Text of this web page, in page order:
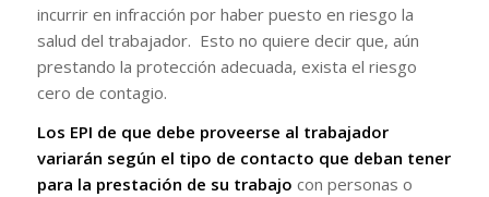
incurrir en infracción por haber puesto en riesgo la
salud del trabajador. Esto no quiere decir que, aún
prestando la protección adecuada, exista el riesgo
cero de contagio.
Los EPI de que debe proveerse al trabajador
variarán según el tipo de contacto que deban tener
para la prestación de su trabajo con personas o